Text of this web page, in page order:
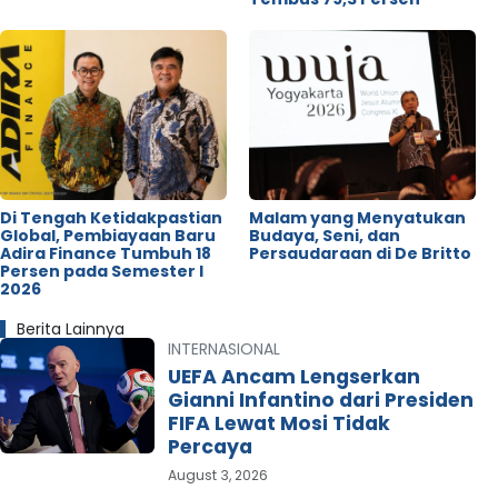
Di Tengah Ketidakpastian
Global, Pembiayaan Baru
Adira Finance Tumbuh 18
Persen pada Semester I
2026
Malam yang Menyatukan
Budaya, Seni, dan
Persaudaraan di De Britto
Berita Lainnya
INTERNASIONAL
UEFA Ancam Lengserkan
Gianni Infantino dari Presiden
FIFA Lewat Mosi Tidak
Percaya
August 3, 2026